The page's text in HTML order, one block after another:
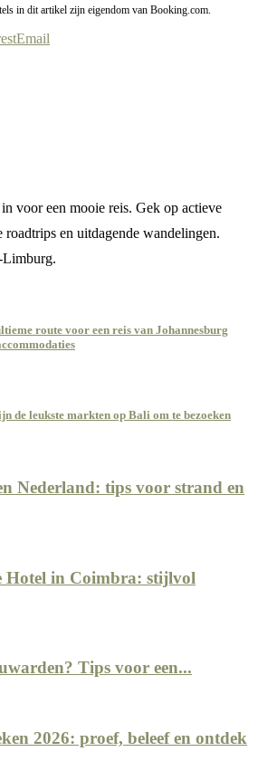
in dit artikel zijn eigendom van Booking.com.
Email
voor een mooie reis. Gek op actieve
en uitdagende wandelingen.
route voor een reis van Johannesburg
de leukste markten op Bali om te bezoeken
Nederland: tips voor strand en
Hotel in Coimbra: stijlvol
Tips voor een...
2026: proef, beleef en ontdek